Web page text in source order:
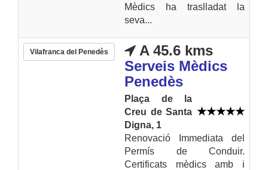
Mèdics ha traslladat la
seva...
Vilafranca del Penedès
A 45.6 kms
Serveis Mèdics
Penedès
Plaça de la
Creu de Santa
Digna, 1
Renovació Immediata del
Permís de Conduir.
Certificats mèdics amb i